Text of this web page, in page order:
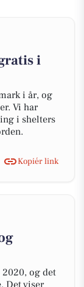
i
i år, og
Vi har
i shelters
Kopiér link
og det
Det viser